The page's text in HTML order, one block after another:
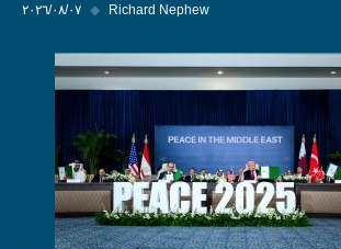
٠٧‏/٠٨‏/٢٠٢٦ ◆ Richard Nephew